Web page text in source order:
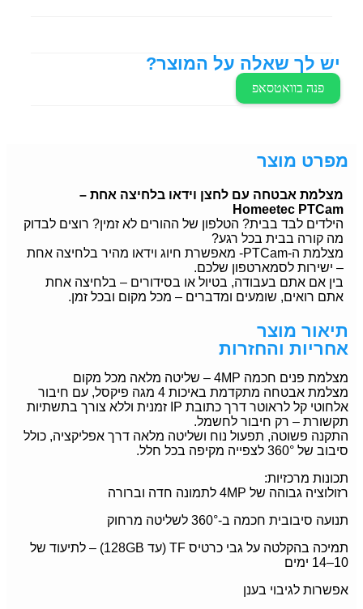
יש לך שאלה על המוצר?
פנה בוואטסאפ
מפרט מוצר
מצלמת אבטחה עם לחצן וידאו בלחיצה אחת –
Homeetec PTCam
הילדים לבד בבית? הטלפון של ההורים לא זמין? רוצים לבדוק
מה קורה בבית בכל רגע?
מצלמת ה-PTCam- מאפשרת חיוג וידאו מהיר בלחיצה אחת
– ישירות לסמארטפון שלכם.
בין אם אתם בעבודה, בטיול או בסידורים – בלחיצה אחת
אתם רואים, שומעים ומדברים – מכל מקום ובכל זמן.
תיאור מוצר
אחריות והחזרות
מצלמת פנים חכמה 4MP – שליטה מלאה מכל מקום
מצלמת אבטחה מתקדמת באיכות 4 מגה פיקסל, עם חיבור
אלחוטי קל לראוטר דרך כתובת IP זמנית וללא צורך בתשתיות
תקשורת – רק חיבור לחשמל.
התקנה פשוטה, תפעול נוח ושליטה מלאה דרך אפליקציה, כולל
סיבוב של 360° לצפייה מקיפה בכל חלל.
תכונות מרכזיות:
רזולוציה גבוהה של 4MP לתמונה חדה וברורה
תנועה סיבובית חכמה ב-360° לשליטה מרחוק
תמיכה בהקלטה על גבי כרטיס TF (עד 128GB) – לתיעוד של
10–14 ימים
אפשרות לגיבוי בענן